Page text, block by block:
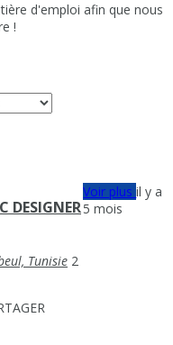
d'emploi afin que nous
!
DESIGNER
Tunisie 2
Voir plusil y a
5 mois